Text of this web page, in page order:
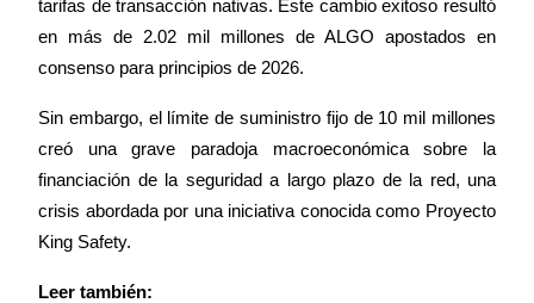
tarifas de transacción nativas. Este cambio exitoso resultó
en más de 2.02 mil millones de ALGO apostados en
consenso para principios de 2026.
Sin embargo, el límite de suministro fijo de 10 mil millones
creó una grave paradoja macroeconómica sobre la
financiación de la seguridad a largo plazo de la red, una
crisis abordada por una iniciativa conocida como Proyecto
King Safety.
Leer también: